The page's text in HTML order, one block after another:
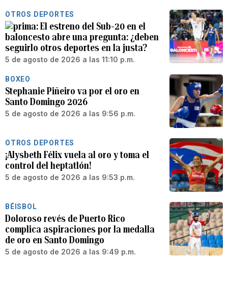
OTROS DEPORTES
El estreno del Sub-20 en el
baloncesto abre una pregunta: ¿deben
seguirlo otros deportes en la justa?
5 de agosto de 2026 a las 11:10 p.m.
BOXEO
Stephanie Piñeiro va por el oro en
Santo Domingo 2026
5 de agosto de 2026 a las 9:56 p.m.
OTROS DEPORTES
¡Alysbeth Félix vuela al oro y toma el
control del heptatlón!
5 de agosto de 2026 a las 9:53 p.m.
BÉISBOL
Doloroso revés de Puerto Rico
complica aspiraciones por la medalla
de oro en Santo Domingo
5 de agosto de 2026 a las 9:49 p.m.